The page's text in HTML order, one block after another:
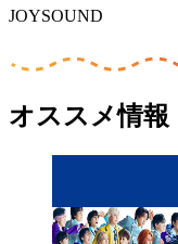
JOYSOUND
オススメ情報